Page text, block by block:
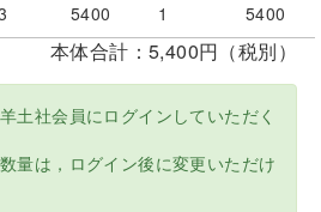
5400 1 5400
本体合計：5,400円（税別）
土社会員にログインしていただく
量は，ログイン後に変更いただけ